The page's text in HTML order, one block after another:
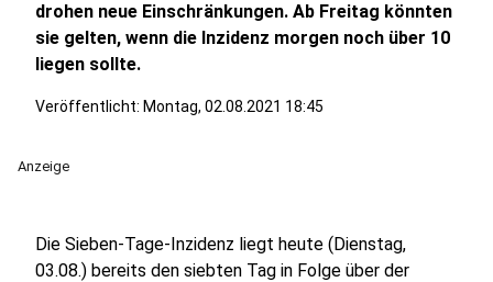
drohen neue Einschränkungen. Ab Freitag könnten
sie gelten, wenn die Inzidenz morgen noch über 10
liegen sollte.
Veröffentlicht: Montag, 02.08.2021 18:45
Anzeige
Die Sieben-Tage-Inzidenz liegt heute (Dienstag,
03.08.) bereits den siebten Tag in Folge über der